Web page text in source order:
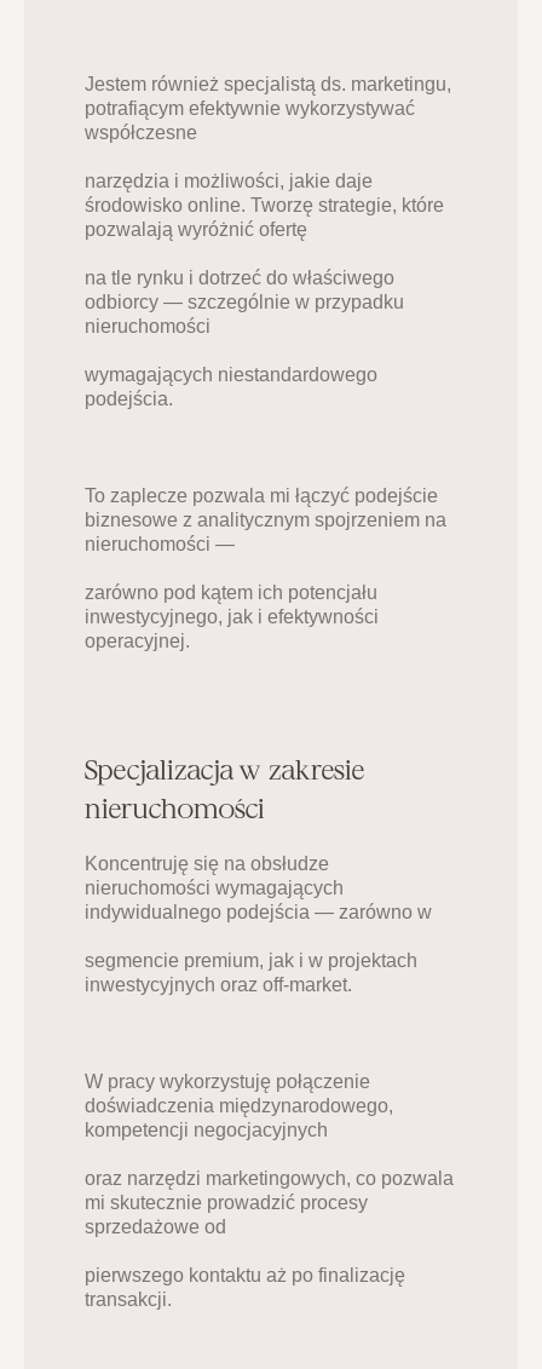
Jestem również specjalistą ds. marketingu,
potrafiącym efektywnie wykorzystywać
współczesne
narzędzia i możliwości, jakie daje
środowisko online. Tworzę strategie, które
pozwalają wyróżnić ofertę
na tle rynku i dotrzeć do właściwego
odbiorcy — szczególnie w przypadku
nieruchomości
wymagających niestandardowego
podejścia.
To zaplecze pozwala mi łączyć podejście
biznesowe z analitycznym spojrzeniem na
nieruchomości —
zarówno pod kątem ich potencjału
inwestycyjnego, jak i efektywności
operacyjnej.
Specjalizacja w zakresie
nieruchomości
Koncentruję się na obsłudze
nieruchomości wymagających
indywidualnego podejścia — zarówno w
segmencie premium, jak i w projektach
inwestycyjnych oraz off-market.
W pracy wykorzystuję połączenie
doświadczenia międzynarodowego,
kompetencji negocjacyjnych
oraz narzędzi marketingowych, co pozwala
mi skutecznie prowadzić procesy
sprzedażowe od
pierwszego kontaktu aż po finalizację
transakcji.